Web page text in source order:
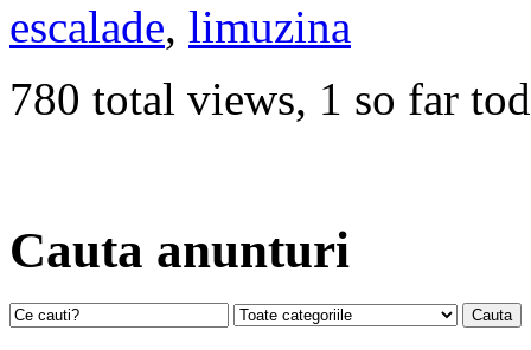
escalade, limuzina
780 total views, 1 so far
Cauta anunturi